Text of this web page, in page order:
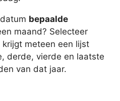
bepaalde
maand? Selecteer
meteen een lijst
derde, vierde en laatste
van dat jaar.